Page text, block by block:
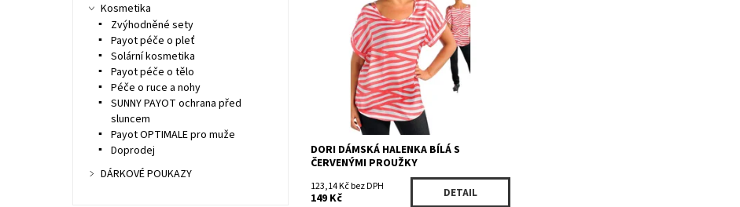
Dostupnost:
Skladem 2 ks
T6561
DORI
DORI DÁMSKÁ HALENKA BÍLÁ S
ČERVENÝMI PROUŽKY
123,14 Kč bez DPH
149 Kč DETAIL
Kosmetika
Zvýhodněné sety
Payot péče o pleť
Solární kosmetika
Payot péče o tělo
Péče o ruce a nohy
SUNNY PAYOT ochrana před
sluncem
Payot OPTIMALE pro muže
Doprodej
DÁRKOVÉ POUKAZY